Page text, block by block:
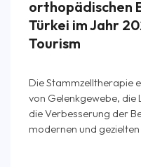
orthopädischen
Türkei im Jahr
Tourism
Die Stammzelltherapie
von Gelenkgewebe, die
die Verbesserung der